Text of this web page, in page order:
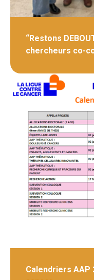
“Restons
chercheurs co-
Calendriers AAP